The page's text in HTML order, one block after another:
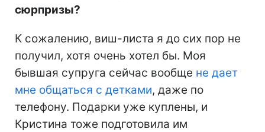
сюрпризы?
К сожалению, виш-листа я до сих пор не
получил, хотя очень хотел бы. Моя
бывшая супруга сейчас вообще не дает
мне общаться с детками, даже по
телефону. Подарки уже куплены, и
Кристина тоже подготовила им